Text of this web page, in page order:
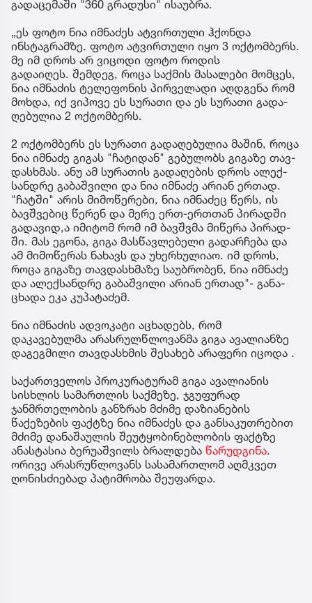
გადაცემაში "360 გრადუსი" ისაუბრა.
„ეს ფოტო ნია იმნაძეს ატვირთული ჰქონდა
ინსტაგრამზე. ფოტო ატვირთული იყო 3 ოქტომბერს.
მე იმ დროს არ ვიცოდი ფოტო როდის
გადაიღეს. შემ­დეგ, როცა საქ­მის მა­სა­ლე­ბი მომ­ცეს,
ნია იმ­ნა­ძის ტე­ლე­ფო­ნის პირ­ვე­ლა­დი აღ­დგე­ნა რომ
მოხ­და, იქ ვი­პო­ვე ეს სუ­რა­თი და ეს სუ­რა­თი გა­და­
ღე­ბუ­ლია 2 ოქ­ტომ­ბერს.
2 ოქ­ტომ­ბერს ეს სუ­რა­თი გა­და­ღე­ბუ­ლია მა­შინ, როცა
ნია იმ­ნა­ძე გი­გას "ჩა­ტი­დან" გე­ბუ­ლობს გი­გა­ზე თავ­
დას­ხმას. ანუ ამ სუ­რა­თის გა­და­ღე­ბის დროს ალექ­
სან­დრე გა­ბაშ­ვი­ლი და ნია იმ­ნა­ძე არი­ან ერ­თად.
"ჩატ­ში" არის მი­მო­წე­რე­ბი, ნია იმ­ნა­ძეც წერს, ის
ბავ­შვე­ბიც წე­რენ და მერე ერთ-ერ­თთან პი­რად­ში
გა­და­ვი­დ,ა იმი­ტომ რომ იმ ბავ­შვმა მი­წე­რა პი­რად­
ში. მას ეგო­ნა, გიგა მას­წავ­ლე­ბე­ლი გა­დარ­ჩე­ბა და
ამ მი­მო­წე­რას ნა­ხავს და უხერ­ხუ­ლი­აო. იმ დროს,
როცა გი­გა­ზე თავ­დას­ხმა­ზე სა­უბ­რო­ბენ, ნია იმ­ნა­ძე
და ალექ­სან­დრე გა­ბაშ­ვი­ლი არი­ან ერ­თად"- გა­ნა­
ცხა­და ეკა კუ­პა­ტა­ძემ.
ნია იმნაძის ადვოკატი აცხადებს, რომ
დაკავებულმა არასრულწლოვანმა გიგა ავალიანზე
დაგეგმილი თავდასხმის შესახებ არაფერი იცოდა .
საქართველოს პროკურატურამ გიგა ავალიანის
სისხლის სამართლის საქმეზე, ჯგუფურად
ჯანმრთელობის განზრახ მძიმე დაზიანების
წაქეზების ფაქტზე ნია იმნაძეს და განსაკუთრებით
მძიმე დანაშაულის შეუტყობინებლობის ფაქტზე
ანასტასია ბერუაშვილს ბრალდება წარუდგინა.
ორივე არასრუწლოვანს სასამართლომ აღმკვეთ
ღონისძიებად პატიმრობა შეუფარდა.